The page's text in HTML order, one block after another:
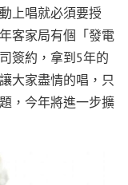
上唱就必須要授
客家局有個「發電
簽約，拿到5年的
大家盡情的唱，只
，今年將進一步擴